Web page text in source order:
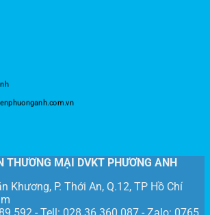
THƯƠNG MẠI DVKT PHƯƠNG ANH
Khương, P. Thới An, Q.12, TP Hồ Chí